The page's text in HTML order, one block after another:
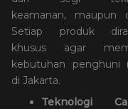
keamanan, maupun
Setiap produk
khusus agar
kebutuhan penghuni
di Jakarta.
Teknologi